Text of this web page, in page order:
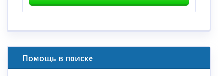
Помощь в поиске